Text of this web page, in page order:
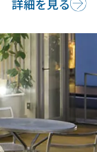
詳細を見る